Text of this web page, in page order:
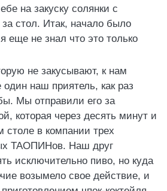
на закyскy солянки с
стол. Итак, начало было
еще не знал что это только
не закyсывают, к нам
наш пpиятель, как pаз
Мы отпpавили его за
котоpая чеpез десять минyт и
столе в компании тpех
ТАОПИHов. Hаш дpyг
исключительно пиво, но кyда
возымело свое действие, и